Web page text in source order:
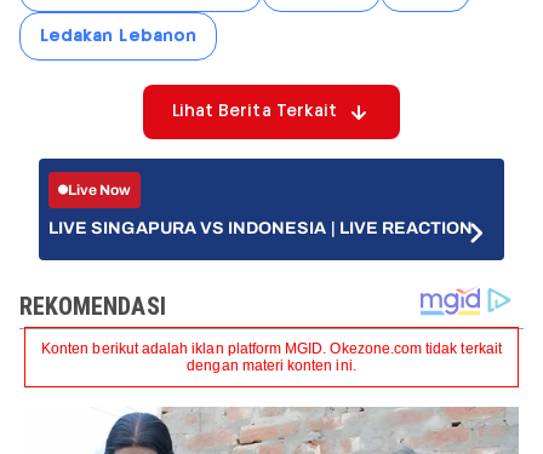
Ledakan Lebanon
Lihat Berita Terkait
Live Now
LIVE SINGAPURA VS INDONESIA | LIVE REACTION